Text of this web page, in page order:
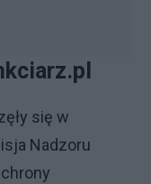
się w
Nadzoru